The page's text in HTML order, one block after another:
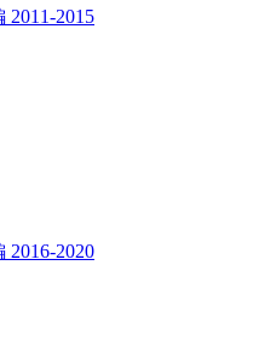
2011-2015
2016-2020